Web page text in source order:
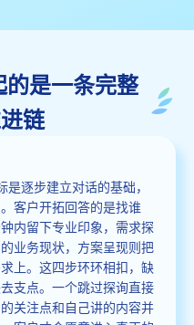
是一条完整
链
逐步建立对话的基础，
客户开拓回答的是找谁
内留下专业印象，需求探
业务现状，方案呈现则把
上。这四步环环相扣，缺
支点。一个跳过探询直接
关注点和自己讲的内容并